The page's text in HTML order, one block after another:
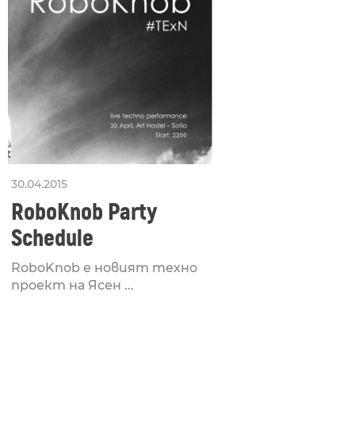
30.04.2015
RoboKnob Party
Schedule
RoboKnob е новият техно
проект на Ясен ...